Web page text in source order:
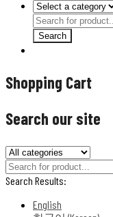
Search
Shopping Cart
Search our site
Search Results:
English